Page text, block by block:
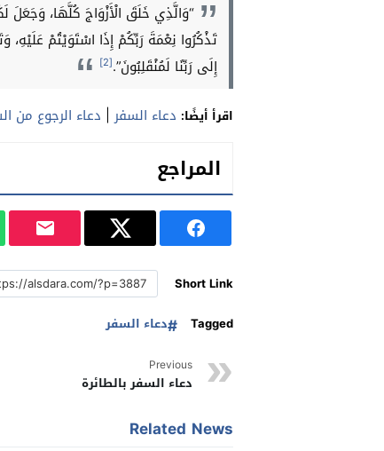
“وَالَّذِي خَلَقَ الْأَزْوَاجَ كُلَّهَا، وَجَعَلَ
تَذْكُرُوا نِعْمَةَ رَبِّكُمْ إِذَا اسْتَوَيْتُمْ عَلَيْهِ،
إِلَى رَبِّنَا لَمُنْقَلِبُونَ”.[2]
اقرأ أيضًا: دعاء السفر| دعاء الرجوع من
المراجع
Short Link
Tagged
دعاء السفر
Previous
دعاء السفر بالطائرة
Related News